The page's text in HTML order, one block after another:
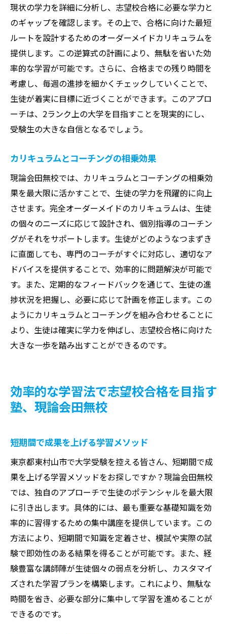
現状の学力を詳細に分析し、志望校合格に必要な学力と
のギャップを確認します。その上で、合格に向けた最短
ルートを設計するためのオーダーメイドカリキュラムを
提供します。この逆算式の計画により、無駄を省いた効
率的な学習が可能です。さらに、合格までの残り時間を
考慮し、毎週の進捗を細かくチェックしていくことで、
生徒が着実に目標に近づくことができます。このアプロ
ーチは、2ランク上の大学を目指すことを現実的にし、
受験生の大きな自信となるでしょう。
カリキュラムとコーチングの相乗効果
現論会田無校では、カリキュラムとコーチングの相乗効
果を最大限に活かすことで、生徒の学力を飛躍的に向上
させます。完全オーダーメイドのカリキュラムは、生徒
の個々のニーズに応じて設計され、個別指導のコーチン
グがそれをサポートします。生徒がどのようなつまずき
に直面しても、専門のコーチがすぐに対応し、適切なア
ドバイスを提供することで、効率的に問題解決が可能で
す。また、定期的なフィードバックを通じて、生徒の進
捗状況を把握し、必要に応じて計画を修正します。この
ようにカリキュラムとコーチングを組み合わせることに
より、生徒は確実に学力を伸ばし、志望校合格に向けた
大きな一歩を踏み出すことができるのです。
効率的な学習法で志望校合格を目指す
塾、現論会田無校
短期間で成果を上げる学習メソッド
東京都東村山市で大学受験を控える皆さん、短期間で成
果を上げる学習メソッドをお探しですか？現論会田無校
では、独自のアプローチで生徒のポテンシャルを最大限
に引き出します。具体的には、最も重要な基礎知識を効
率的に習得するための集中講座を提供しています。この
方法により、短期間で知識を定着させ、模試や実際の試
験で即効性のある結果を得ることが可能です。また、経
験豊富な講師陣が生徒個々の弱点を分析し、カスタマイ
ズされた学習プランを構築します。これにより、無駄な
時間を省き、必要な部分に集中して学習を進めることが
できるのです。